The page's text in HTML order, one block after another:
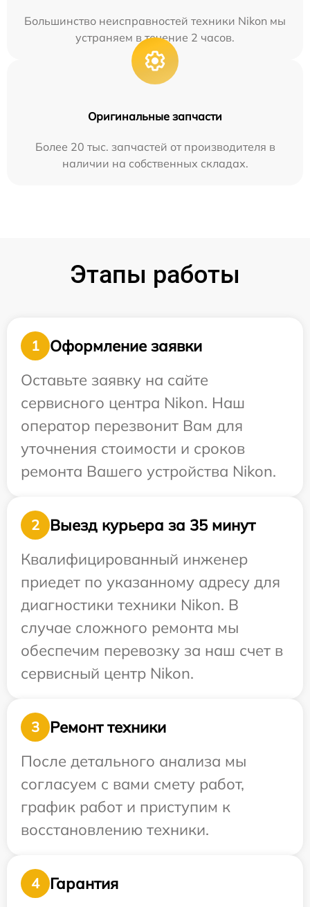
Большинство неисправностей техники Nikon мы
устраняем в течение 2 часов.
Оригинальные запчасти
Более 20 тыс. запчастей от производителя в
наличии на собственных складах.
Этапы работы
1
Оформление заявки
Оставьте заявку на сайте
сервисного центра Nikon. Наш
оператор перезвонит Вам для
уточнения стоимости и сроков
ремонта Вашего устройства Nikon.
2
Выезд курьера за 35 минут
Квалифицированный инженер
приедет по указанному адресу для
диагностики техники Nikon. В
случае сложного ремонта мы
обеспечим перевозку за наш счет в
сервисный центр Nikon.
3
Ремонт техники
После детального анализа мы
согласуем с вами смету работ,
график работ и приступим к
восстановлению техники.
4 Гарантия